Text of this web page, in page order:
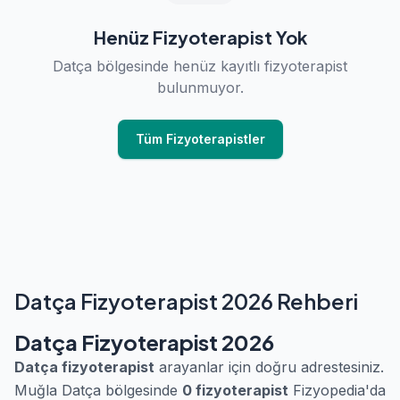
Henüz Fizyoterapist Yok
Datça bölgesinde henüz kayıtlı fizyoterapist
bulunmuyor.
Tüm Fizyoterapistler
Datça Fizyoterapist 2026 Rehberi
Datça Fizyoterapist 2026
Datça fizyoterapist arayanlar için doğru adrestesiniz.
Muğla Datça bölgesinde 0 fizyoterapist Fizyopedia'da